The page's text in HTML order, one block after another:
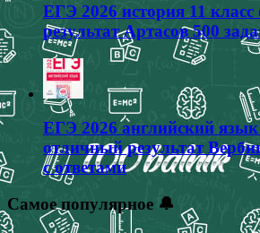
ЕГЭ 2026 история 11
результат Артасов 500
ЕГЭ 2026 английский язык
отличный результат
с ответами
Самое популярное 🔔